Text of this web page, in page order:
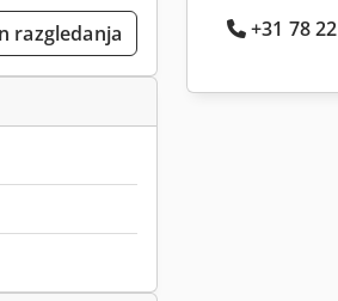
razgledanja +31 78